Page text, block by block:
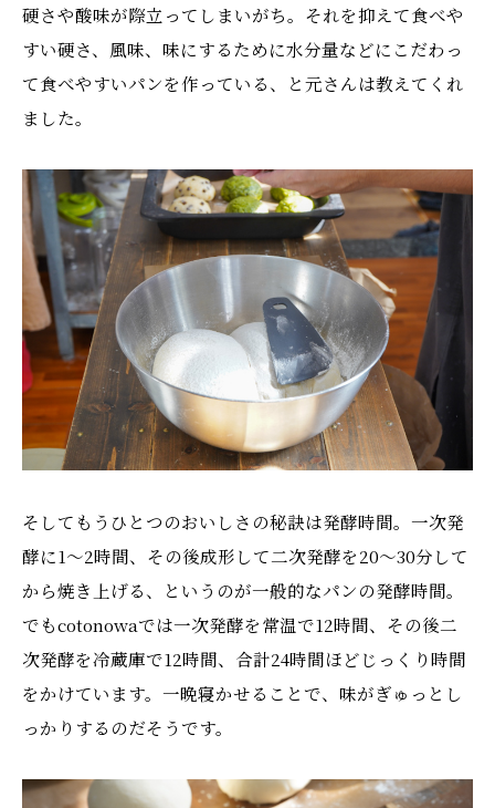
硬さや酸味が際立ってしまいがち。それを抑えて食べや
すい硬さ、風味、味にするために水分量などにこだわっ
て食べやすいパンを作っている、と元さんは教えてくれ
ました。
そしてもうひとつのおいしさの秘訣は発酵時間。一次発
酵に1〜2時間、その後成形して二次発酵を20〜30分して
から焼き上げる、というのが一般的なパンの発酵時間。
でもcotonowaでは一次発酵を常温で12時間、その後二
次発酵を冷蔵庫で12時間、合計24時間ほどじっくり時間
をかけています。一晩寝かせることで、味がぎゅっとし
っかりするのだそうです。